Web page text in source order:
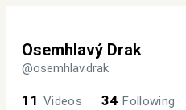
Osemhlavý Drak
@osemhlav.drak
11 Videos 34 Following